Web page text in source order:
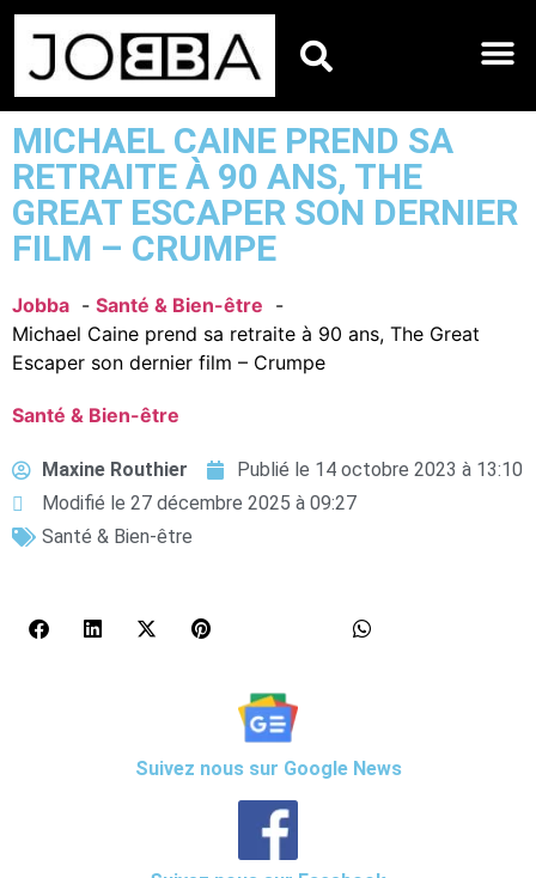
MICHAEL CAINE PREND SA
RETRAITE À 90 ANS, THE
GREAT ESCAPER SON DERNIER
FILM – CRUMPE
Jobba
Santé & Bien-être
Michael Caine prend sa retraite à 90 ans, The Great
Escaper son dernier film – Crumpe
Santé & Bien-être
Maxine Routhier Publié le 14 octobre 2023 à 13:10
Modifié le 27 décembre 2025 à 09:27
Santé & Bien-être
Suivez nous sur Google News